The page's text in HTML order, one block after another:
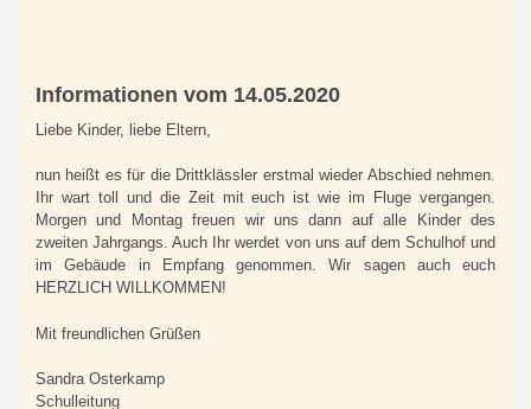
Informationen vom 14.05.2020
Liebe Kinder, liebe Eltern,
nun heißt es für die Drittklässler erstmal wieder Abschied nehmen.
Ihr wart toll und die Zeit mit euch ist wie im Fluge vergangen.
Morgen und Montag freuen wir uns dann auf alle Kinder des
zweiten Jahrgangs. Auch Ihr werdet von uns auf dem Schulhof und
im Gebäude in Empfang genommen. Wir sagen auch euch
HERZLICH WILLKOMMEN!
Mit freundlichen Grüßen
Sandra Osterkamp
Schulleitung